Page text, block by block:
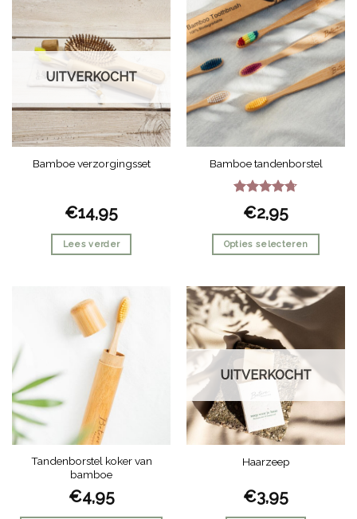
UITVERKOCHT
Bamboe verzorgingsset
€14,95
Lees verder
Bamboe tandenborstel
Gewaardeerd
4.67uit 5
€2,95
Opties selecteren
heeft
meerdere
variaties.
Deze
optie
kan
gekozen
worden
op
de
productpagina
Tandenborstel koker van
bamboe
€4,95
UITVERKOCHT
Haarzeep
€3,95